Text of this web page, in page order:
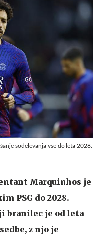
sodelovanja vse do leta 2028.
Marquinhos je
PSG do 2028.
branilec je od leta
z njo je